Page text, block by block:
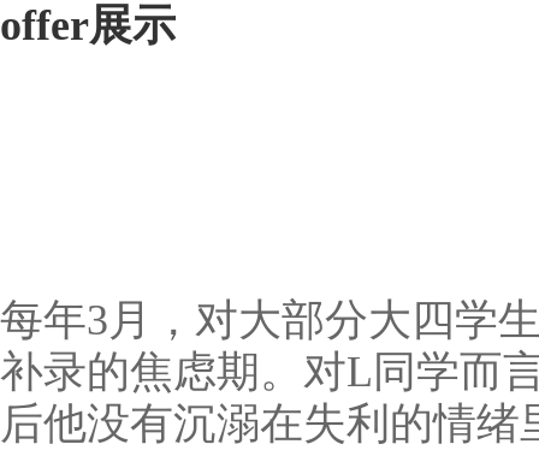
offer展示
每年3月，对大部分大四学
补录的焦虑期。对L同学而
后他没有沉溺在失利的情